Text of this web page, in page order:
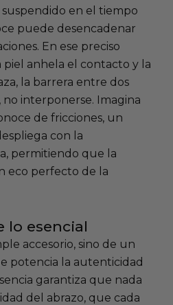
en el tiempo
puede desencadenar
En ese preciso
anhela el contacto y la
la barrera entre dos
interponerse. Imagina
de fricciones, un
con la
permitiendo que la
eco perfecto de la
lo esencial
accesorio, sino de un
potencia la autenticidad
garantiza que nada
del abrazo, que cada